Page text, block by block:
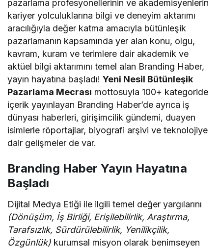
pazarlama profesyonellerinin ve akademisyenlerin
kariyer yolculuklarına bilgi ve deneyim aktarımı
aracılığıyla değer katma amacıyla bütünleşik
pazarlamanın kapsamında yer alan konu, olgu,
kavram, kuram ve terimlere dair akademik ve
aktüel bilgi aktarımını temel alan Branding Haber,
yayın hayatına başladı!Yeni Nesil Bütünleşik
Pazarlama Mecrası mottosuyla 100+ kategoride
içerik yayınlayan Branding Haber’de ayrıca iş
dünyası haberleri, girişimcilik gündemi, duayen
isimlerle röportajlar, biyografi arşivi ve teknolojiye
dair gelişmeler de var.
Branding Haber Yayın Hayatına
Başladı
Dijital Medya Etiği ile ilgili temel değer yargılarını
(Dönüşüm, İş Birliği, Erişilebilirlik, Araştırma,
Tarafsızlık, Sürdürülebilirlik, Yenilikçilik,
Özgünlük) kurumsal misyon olarak benimseyen